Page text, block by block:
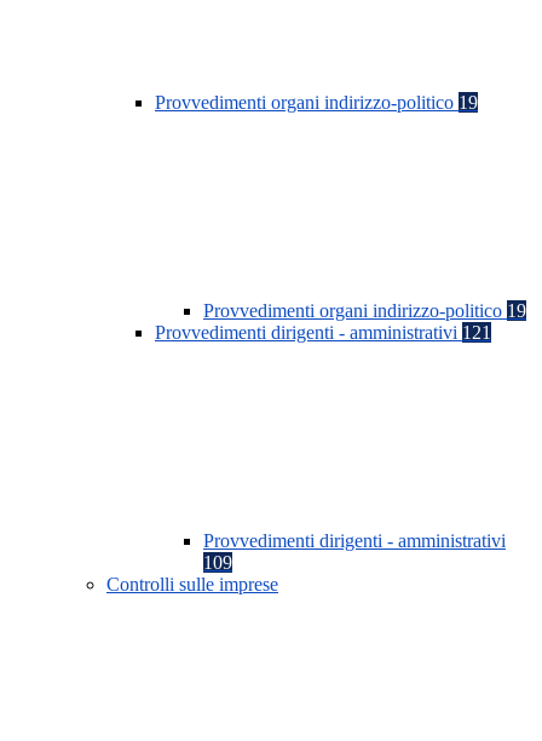
Provvedimenti organi indirizzo-politico 19
Provvedimenti organi indirizzo-politico 19
Provvedimenti dirigenti - amministrativi 121
Provvedimenti dirigenti - amministrativi
109
Controlli sulle imprese